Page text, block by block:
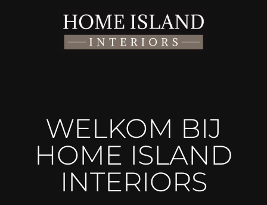
WELKOM BIJ
HOME ISLAND
INTERIORS